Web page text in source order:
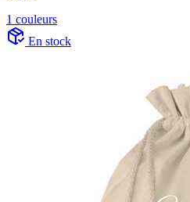
1 couleurs
En stock